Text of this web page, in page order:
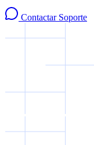
Contactar Soporte